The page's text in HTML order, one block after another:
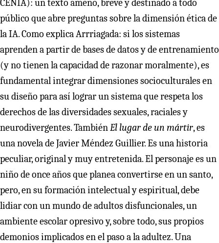
CENIA): un texto ameno, breve y destinado a todo
público que abre preguntas sobre la dimensión ética de
la IA. Como explica Arrriagada: si los sistemas
aprenden a partir de bases de datos y de entrenamiento
(y no tienen la capacidad de razonar moralmente), es
fundamental integrar dimensiones socioculturales en
su diseño para así lograr un sistema que respeta los
derechos de las diversidades sexuales, raciales y
neurodivergentes. También El lugar de un mártir, es
una novela de Javier Méndez Guillier. Es una historia
peculiar, original y muy entretenida. El personaje es un
niño de once años que planea convertirse en un santo,
pero, en su formación intelectual y espiritual, debe
lidiar con un mundo de adultos disfuncionales, un
ambiente escolar opresivo y, sobre todo, sus propios
demonios implicados en el paso a la adultez. Una